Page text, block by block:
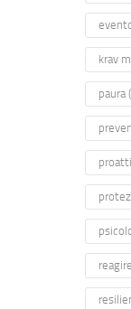
krav
paura
reagire